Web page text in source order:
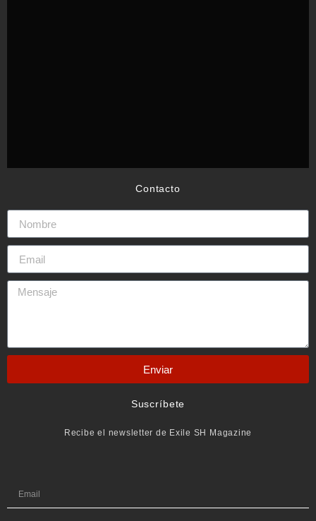
Contacto
Enviar
Suscríbete
Recibe el newsletter de Exile SH Magazine